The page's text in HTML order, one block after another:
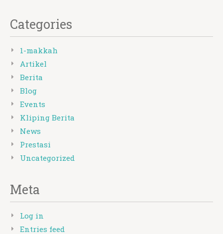
Categories
1-makkah
Artikel
Berita
Blog
Events
Kliping Berita
News
Prestasi
Uncategorized
Meta
Log in
Entries feed